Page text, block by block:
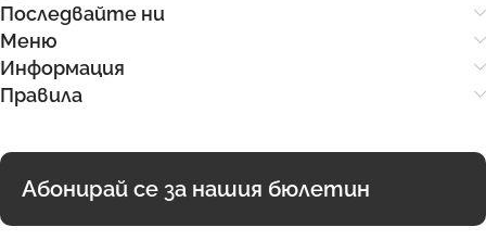
Последвайте ни
Меню
Информация
Правила
Абонирай се за нашия бюлетин